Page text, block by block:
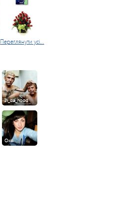
Переглянути усі...
In_da_hood
Оксі